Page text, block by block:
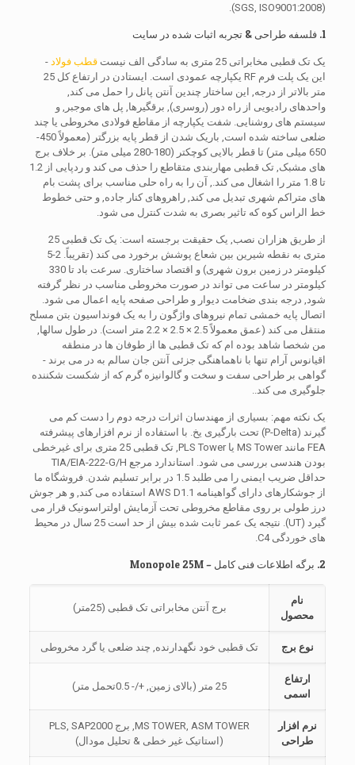
(SGS, ISO9001:2008).
1. فلسفه طراحی & تجربه اثبات شده در سایت
یک تک قطبی مخابراتی 25 متری به سادگی الف نیست قطب فولاد -
این یک پلت فرم RF یکپارچه عمودی است. ایستادن در ارتفاع کل 25
متر بالاتر از درجه, این ساختار چندین آنتن پانل را حمل می کند,
واحدهای رادیویی از راه دور (روسری), برقگیرها, پل های موجبر, و
سیستم های روشنایی. شفت یکپارچه از مقاطع فولادی مخروطی یا چند
ضلعی ساخته شده است, باریک شدن از قطر پایه بزرگتر (معمولاً 450-
650 میلی متر) تا قطر بالایی کوچکتر (180-280 میلی متر). بر خلاف برج
های مشبک, تک قطبی مهاربندی متقاطع را حذف می کند و ردپایی از 1.2
تا 1.8 متر را اشغال می کند., آن را به راه حلی مناسب برای پشت بام
های متراکم شهری تبدیل می کند, راهروهای کنار جاده, و حتی خطوط
خط الراس کوه که تاثیر بصری به شدت کنترل می شود.
از طریق هزاران نصب, یک حقیقت برجسته است: یک تک قطبی 25
متری به نقطه شیرین بین شعاع پوشش برخورد می کند (تقریباً. 2-5
کیلومتر در زمین برون شهری) و اقتصاد ساختاری. سرعت باد تا 330
کیلومتر در ساعت می تواند در صورت مخروطی مناسب در نظر گرفته
شود, درجه بندی ضخامت دیوار و طراحی صفحه پایه اعمال می شود.
اتصال پایه خمشی تمام نیروهای واژگون را به یک فونداسیون بتن مسلح
منتقل می کند (عمق معمولاً 2.5 × 2.5 × 2.2 متر است). در طول سالها,
من شخصا شاهد بوده ام که تک قطبی ها از طوفان ها در منطقه
اقیانوس آرام تنها با ناهماهنگی جزئی آنتن جان سالم به در می برند -
گواهی بر طراحی سفت و سخت و گالوانیزه گرم که از شکست شکننده
جلوگیری می کند..
یک نکته مهم: بسیاری از مهندسان اثرات درجه دوم را دست کم می
گیرند (P-Delta) تحت بارگیری یخ. با استفاده از نرم افزارهای پیشرفته
FEA مانند MS Tower یا PLS Tower, تک قطبی 25 متری برای غیرخطی
بودن هندسی بررسی می شود. استاندارد مرجع TIA/EIA-222-G/H
حداقل ضریب ایمنی را می طلبد 1.5 در برابر تسلیم شدن. فروشگاه ما
از جوشکارهای دارای گواهینامه AWS D1.1 استفاده می کند, و هر جوش
درز طولی بر روی مقاطع مخروطی تحت آزمایش اولتراسونیک قرار می
گیرد (UT). نتیجه یک عمر ثابت شده بیش از حد است 25 سال در محیط
های خوردگی C4.
2. برگه اطلاعات فنی کامل – Monopole 25M
نام
محصول
برج آنتن مخابراتی تک قطبی (25متر)
نوع برج تک قطبی خود نگهدارنده, چند ضلعی یا گرد مخروطی
ارتفاع
اسمی
25 متر (بالای زمین, +/- 0.5تحمل متر)
نرم افزار
طراحی
MS TOWER, ASM TOWER, برج PLS, SAP2000
(استاتیک غیر خطی & تحلیل مودال)